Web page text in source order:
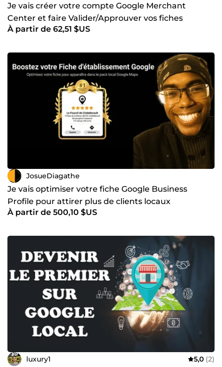
Je vais créer votre compte Google Merchant
Center et faire Valider/Approuver vos fiches
produits sur Google
À partir de 62,51 $US
JosueDiagathe
Je vais optimiser votre fiche Google Business
Profile pour attirer plus de clients locaux
À partir de 500,10 $US
luxury1 5,0 (2)